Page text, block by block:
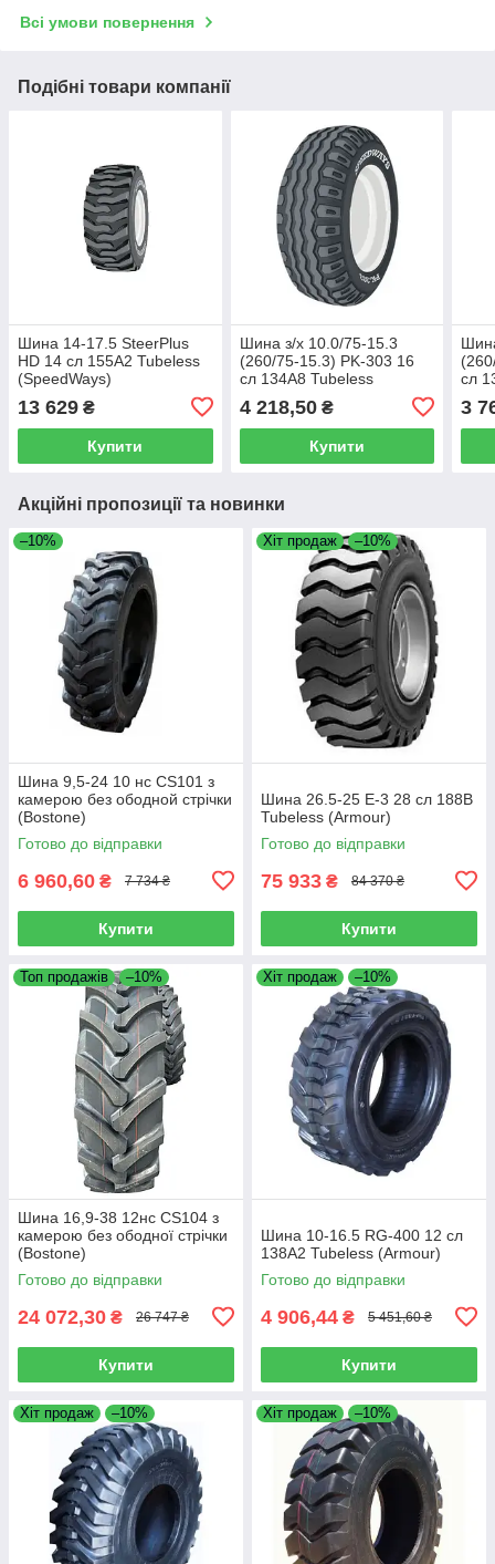
Всі умови повернення
Подібні товари компанії
Шина 14-17.5 SteerPlus
HD 14 сл 155A2 Tubeless
(SpeedWays)
13 629 ₴
Купити
Шина з/х 10.0/75-15.3
(260/75-15.3) PK-303 16
сл 134A8 Tubeless
4 218,50₴
Купити
сл
3
Акційні пропозиції та новинки
–10%
Шина 9,5-24 10 нс CS101 з
камерою без ободной стрічки
(Bostone)
Готово до відправки
6 960,60 ₴ 7 734 ₴
Купити
Хіт продаж –10%
Шина 26.5-25 E-3 28 сл 188B
Tubeless (Armour)
Готово до відправки
75 933 ₴ 84 370 ₴
Купити
Топ продажів –10%
Шина 16,9-38 12нс CS104 з
камерою без ободної стрічки
(Bostone)
Готово до відправки
24 072,30 ₴ 26 747 ₴
Купити
Хіт продаж –10%
Шина 10-16.5 RG-400 12 сл
138A2 Tubeless (Armour)
Готово до відправки
4 906,44 ₴ 5 451,60 ₴
Купити
Хіт продаж –10% Хіт продаж –10%